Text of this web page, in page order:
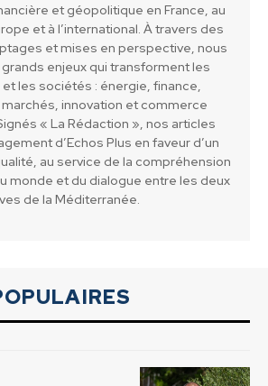
et géopolitique en France, au
et à l’international. À travers des
et mises en perspective, nous
enjeux qui transforment les
les sociétés : énergie, finance,
innovation et commerce
« La Rédaction », nos articles
d’Echos Plus en faveur d’un
au service de la compréhension
monde et du dialogue entre les deux
de la Méditerranée.